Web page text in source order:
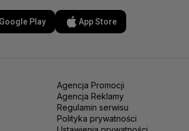
Google Play App Store
Agencja Promocji
Agencja Reklamy
Regulamin serwisu
Polityka prywatności